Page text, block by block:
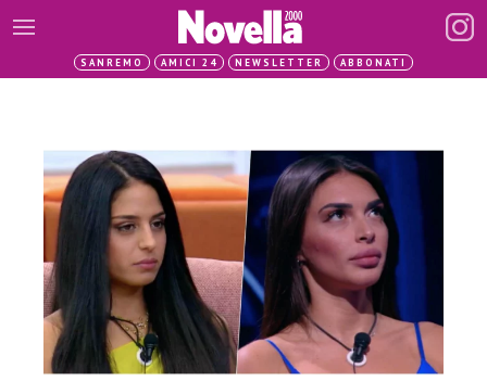
SANREMO AMICI 24 NEWSLETTER ABBONATI